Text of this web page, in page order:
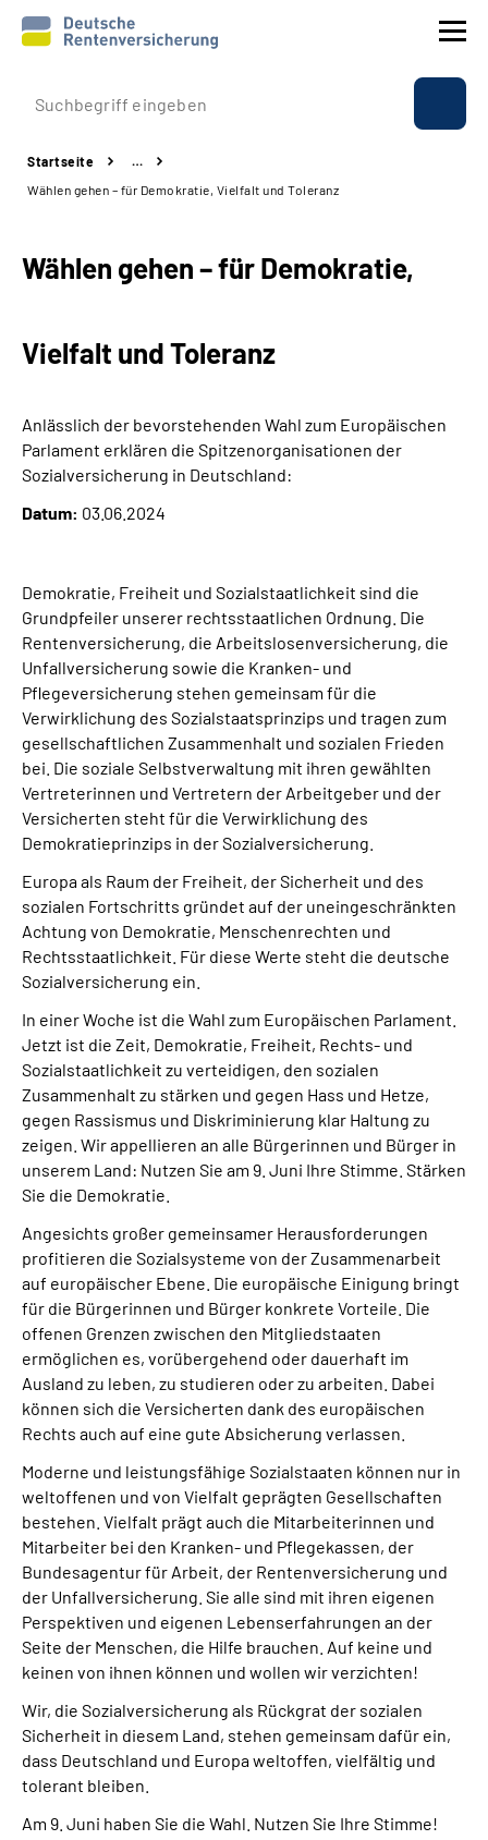
Prävention
Reha
Experten
Über uns & Presse
Online-Services
Language
Inhalte in Gebärdensprache (DGS)
Leichte Sprache
Mein Kundenportal
Startseite
…
Wählen gehen – für Demokratie, Vielfalt und Toleranz
Wählen gehen – für Demokratie,
Vielfalt und Toleranz
Anlässlich der bevorstehenden Wahl zum Europäischen
Parlament erklären die Spitzen­organisationen der
Sozialversicherung in Deutschland:
Datum: 03.06.2024
Demokratie, Freiheit und Sozialstaatlichkeit sind die
Grundpfeiler unserer rechtsstaatlichen Ordnung. Die
Rentenversicherung, die Arbeitslosenversicherung, die
Unfallversicherung sowie die Kranken- und
Pflegeversicherung stehen gemeinsam für die
Verwirklichung des Sozialstaatsprinzips und tragen zum
gesellschaftlichen Zusammenhalt und sozialen Frieden
bei. Die soziale Selbstverwaltung mit ihren gewählten
Vertreterinnen und Vertretern der Arbeitgeber und der
Versicherten steht für die Verwirklichung des
Demokratieprinzips in der Sozialversicherung.
Europa als Raum der Freiheit, der Sicherheit und des
sozialen Fortschritts gründet auf der uneingeschränkten
Achtung von Demokratie, Menschenrechten und
Rechtsstaatlichkeit. Für diese Werte steht die deutsche
Sozialversicherung ein.
In einer Woche ist die Wahl zum Europäischen Parlament.
Jetzt ist die Zeit, Demokratie, Freiheit, Rechts- und
Sozialstaatlichkeit zu verteidigen, den sozialen
Zusammenhalt zu stärken und gegen Hass und Hetze,
gegen Rassismus und Diskriminierung klar Haltung zu
zeigen. Wir appellieren an alle Bürgerinnen und Bürger in
unserem Land: Nutzen Sie am 9. Juni Ihre Stimme. Stärken
Sie die Demokratie.
Angesichts großer gemeinsamer Herausforderungen
profitieren die Sozialsysteme von der Zusammenarbeit
auf europäischer Ebene. Die europäische Einigung bringt
für die Bürgerinnen und Bürger konkrete Vorteile. Die
offenen Grenzen zwischen den Mitgliedstaaten
ermöglichen es, vorübergehend oder dauerhaft im
Ausland zu leben, zu studieren oder zu arbeiten. Dabei
können sich die Versicherten dank des europäischen
Rechts auch auf eine gute Absicherung verlassen.
Moderne und leistungsfähige Sozialstaaten können nur in
weltoffenen und von Vielfalt geprägten Gesellschaften
bestehen. Vielfalt prägt auch die Mitarbeiterinnen und
Mitarbeiter bei den Kranken- und Pflegekassen, der
Bundesagentur für Arbeit, der Rentenversicherung und
der Unfallversicherung. Sie alle sind mit ihren eigenen
Perspektiven und eigenen Lebenserfahrungen an der
Seite der Menschen, die Hilfe brauchen. Auf keine und
keinen von ihnen können und wollen wir verzichten!
Wir, die Sozialversicherung als Rückgrat der sozialen
Sicherheit in diesem Land, stehen gemeinsam dafür ein,
dass Deutschland und Europa weltoffen, vielfältig und
tolerant bleiben.
Am 9. Juni haben Sie die Wahl. Nutzen Sie Ihre Stimme!